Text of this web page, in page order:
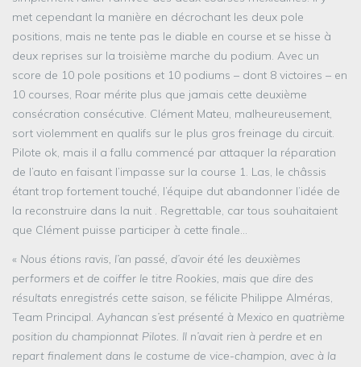
met cependant la manière en décrochant les deux pole
positions, mais ne tente pas le diable en course et se hisse à
deux reprises sur la troisième marche du podium. Avec un
score de 10 pole positions et 10 podiums – dont 8 victoires – en
10 courses, Roar mérite plus que jamais cette deuxième
consécration consécutive. Clément Mateu, malheureusement,
sort violemment en qualifs sur le plus gros freinage du circuit.
Pilote ok, mais il a fallu commencé par attaquer la réparation
de l’auto en faisant l’impasse sur la course 1. Las, le châssis
étant trop fortement touché, l’équipe dut abandonner l’idée de
la reconstruire dans la nuit . Regrettable, car tous souhaitaient
que Clément puisse participer à cette finale…
« Nous étions ravis, l’an passé, d’avoir été les deuxièmes
performers et de coiffer le titre Rookies, mais que dire des
résultats enregistrés cette saison, se félicite Philippe Alméras,
Team Principal. Ayhancan s’est présenté à Mexico en quatrième
position du championnat Pilotes. Il n’avait rien à perdre et en
repart finalement dans le costume de vice-champion, avec à la